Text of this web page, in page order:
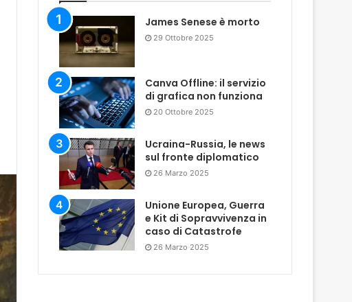
James Senese è morto
29 Ottobre 2025
Canva Offline: il servizio
di grafica non funziona
20 Ottobre 2025
Ucraina-Russia, le news
sul fronte diplomatico
26 Marzo 2025
Unione Europea, Guerra
e Kit di Sopravvivenza in
caso di Catastrofe
26 Marzo 2025